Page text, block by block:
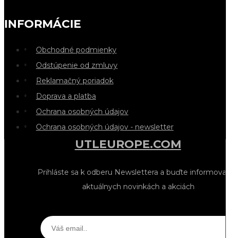
INFORMÁCIE
Obchodné podmienky
Odstúpenie od zmluvy
Reklamačný poriadok
Doprava a platba
Ochrana osobných údajov
Ochrana osobných údajov - newsletter
UTLEUROPE.COM
Prihláste sa k odberu Newslettera a buďte
aktuálnych novinkách a akciách